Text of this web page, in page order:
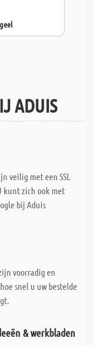
ADUIS
veilig met een SSL
kunt zich ook met
bij Aduis
voorradig en
snel u uw bestelde
& werkbladen